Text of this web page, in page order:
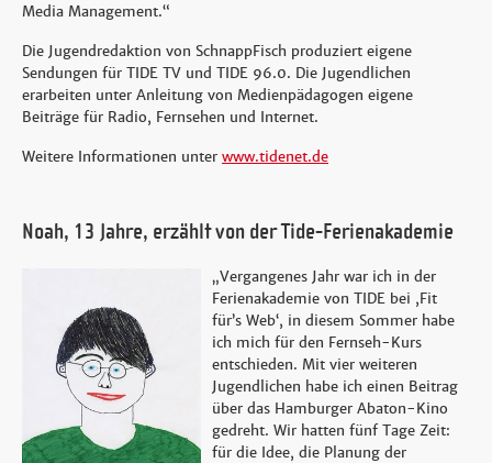
Media Management.“
Die Jugendredaktion von SchnappFisch produziert eigene
Sendungen für TIDE TV und TIDE 96.0. Die Jugendlichen
erarbeiten unter Anleitung von Medienpädagogen eigene
Beiträge für Radio, Fernsehen und Internet.
Weitere Informationen unter www.tidenet.de
Noah, 13 Jahre, erzählt von der Tide-Ferienakademie
„Vergangenes Jahr war ich in der
Ferienakademie von TIDE bei ,Fit
für’s Web‘, in diesem Sommer habe
ich mich für den Fernseh-Kurs
entschieden. Mit vier weiteren
Jugendlichen habe ich einen Beitrag
über das Hamburger Abaton-Kino
gedreht. Wir hatten fünf Tage Zeit:
für die Idee, die Planung der